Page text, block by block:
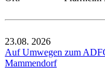
23.08. 2026
Auf Umwegen zum
Mammendorf